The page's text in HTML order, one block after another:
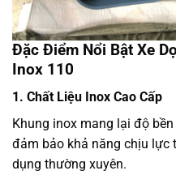
Đặc Điểm Nổi Bật Xe
Inox 110
1. Chất Liệu Inox Cao Cấp
Khung inox mang lại độ
đảm bảo khả năng chịu lực
dụng thường xuyên.